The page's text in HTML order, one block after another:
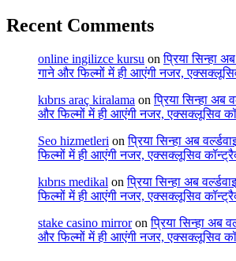
Recent Comments
online ingilizce kursu onप्रिया सिन्हा
गाने और फिल्मों में ही आएंगी नजर,
kıbrıs araç kiralama onप्रिया सिन्हा अब
और फिल्मों में ही आएंगी नजर, एक्सक्लूसिव
Seo hizmetleri onप्रिया सिन्हा अब
फिल्मों में ही आएंगी नजर, एक्सक्लूसिव
kıbrıs medikal onप्रिया सिन्हा अब
फिल्मों में ही आएंगी नजर, एक्सक्लूसिव
stake casino mirroronप्रिया सिन्हा अब
और फिल्मों में ही आएंगी नजर, एक्सक्लूसिव